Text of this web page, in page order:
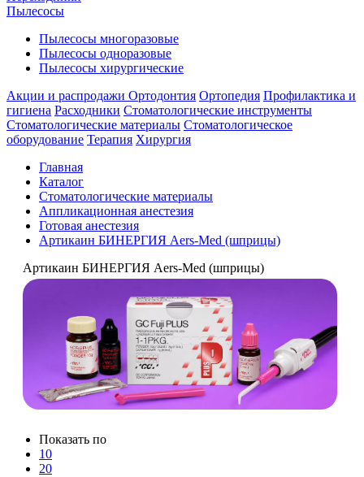
Пылесосы
Пылесосы многоразовые
Пылесосы одноразовые
Пылесосы хирургические
Акции и распродажи Ортодонтия Ортопедия Профилактика и
гигиена Расходники Стоматологические инструменты
Стоматологические материалы Стоматологическое
оборудование Терапия Хирургия
Главная
Каталог
Стоматологические материалы
Аппликационная анестезия
Готовая анестезия
Артикаин БИНЕРГИЯ Aers-Med (шприцы)
Артикаин БИНЕРГИЯ Aers-Med (шприцы)
Показать по
10
20